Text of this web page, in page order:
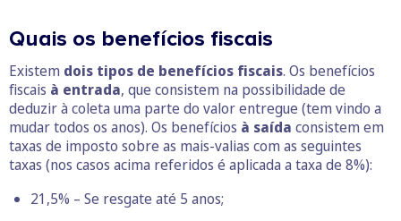
Quais os benefícios fiscais
Existem dois tipos de benefícios fiscais. Os benefícios
fiscais à entrada, que consistem na possibilidade de
deduzir à coleta uma parte do valor entregue (tem vindo a
mudar todos os anos). Os benefícios à saída consistem em
taxas de imposto sobre as mais-valias com as seguintes
taxas (nos casos acima referidos é aplicada a taxa de 8%):
21,5% – Se resgate até 5 anos;